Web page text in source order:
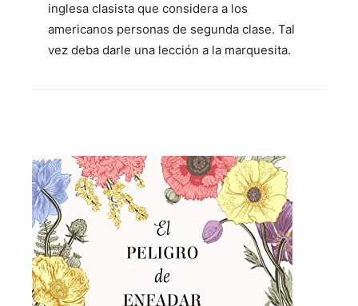
inglesa clasista que considera a los
americanos personas de segunda clase. Tal
vez deba darle una lección a la marquesita.